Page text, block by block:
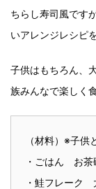
ちらし寿司風です
いアレンジレシピ
子供はもちろん、
族みんなで楽しく
（材料）※子
・ごはん お茶
・鮭フレーク